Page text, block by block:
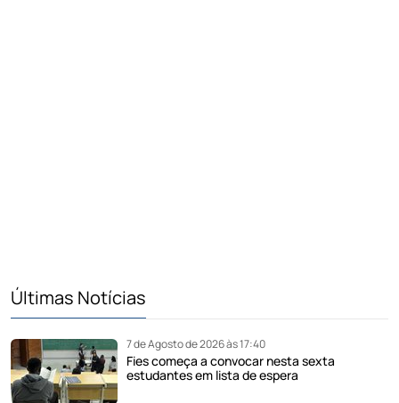
Últimas Notícias
7 de Agosto de 2026 às 17:40
Fies começa a convocar nesta sexta
estudantes em lista de espera